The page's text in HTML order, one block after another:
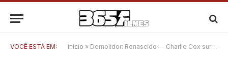
VOCÊ ESTÁ EM: Início » Demolidor: Renascido — Charlie Cox surge com traje inédito no set